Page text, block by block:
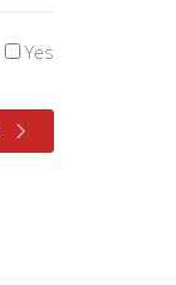
Yes